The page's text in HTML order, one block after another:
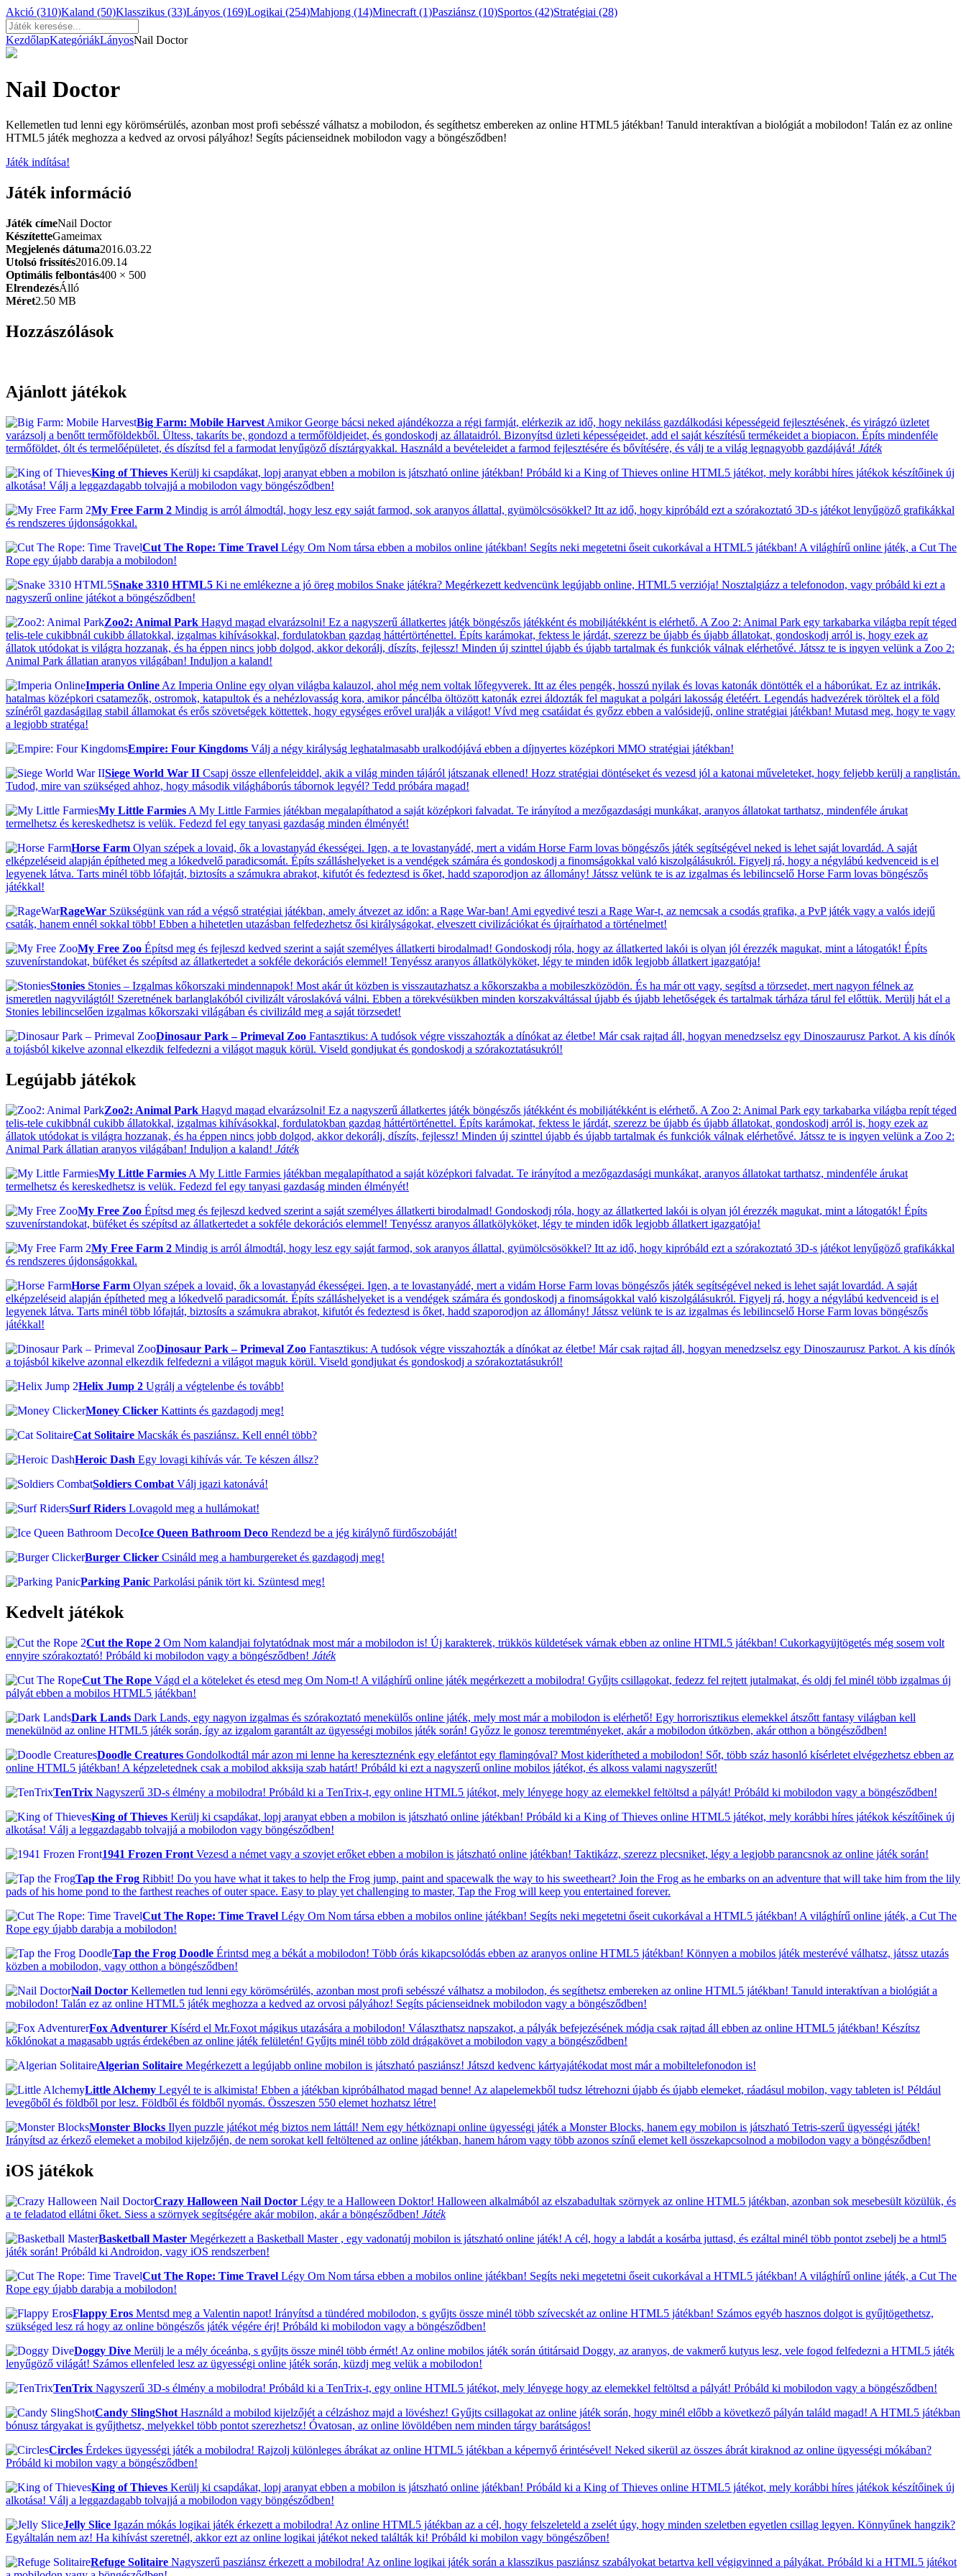
Akció (310)Kaland (50)Klasszikus (33)Lányos (169)Logikai (254)Mahjong (14)Minecraft (1)Pasziánsz (10)Sportos (42)Stratégiai (28)
KezdőlapKategóriákLányosNail Doctor
Nail Doctor
Kellemetlen tud lenni egy körömsérülés, azonban most profi sebésszé válhatsz a mobilodon, és segíthetsz embereken az online HTML5 játékban! Tanuld interaktívan a biológiát a mobilodon! Talán ez az online
HTML5 játék meghozza a kedved az orvosi pályához! Segíts pácienseidnek mobilodon vagy a böngésződben!
Játék indítása!
Játék információ
Játék címeNail Doctor
KészítetteGameimax
Megjelenés dátuma2016.03.22
Utolsó frissítés2016.09.14
Optimális felbontás400 × 500
ElrendezésÁlló
Méret2.50 MB
Hozzászólások
Ajánlott játékok
Big Farm: Mobile Harvest Amikor George bácsi neked ajándékozza a régi farmját, elérkezik az idő, hogy nekiláss gazdálkodási képességeid fejlesztésének, és virágzó üzletet
varázsolj a benőtt termőföldekből. Ültess, takaríts be, gondozd a termőföldjeidet, és gondoskodj az állataidról. Bizonyítsd üzleti képességeidet, add el saját készítésű termékeidet a biopiacon. Építs mindenféle
termőföldet, ólt és termelőépületet, és díszítsd fel a farmodat lenyűgöző dísztárgyakkal. Használd a bevételeidet a farmod fejlesztésére és bővítésére, és válj te a világ legnagyobb gazdájává! Játék
King of Thieves Kerülj ki csapdákat, lopj aranyat ebben a mobilon is játszható online játékban! Próbáld ki a King of Thieves online HTML5 játékot, mely korábbi híres játékok készítőinek új
alkotása! Válj a leggazdagabb tolvajjá a mobilodon vagy böngésződben!
My Free Farm 2 Mindig is arról álmodtál, hogy lesz egy saját farmod, sok aranyos állattal, gyümölcsösökkel? Itt az idő, hogy kipróbáld ezt a szórakoztató 3D-s játékot lenyűgöző grafikákkal
és rendszeres újdonságokkal.
Cut The Rope: Time Travel Légy Om Nom társa ebben a mobilos online játékban! Segíts neki megetetni őseit cukorkával a HTML5 játékban! A világhírű online játék, a Cut The
Rope egy újabb darabja a mobilodon!
Snake 3310 HTML5 Ki ne emlékezne a jó öreg mobilos Snake játékra? Megérkezett kedvencünk legújabb online, HTML5 verziója! Nosztalgiázz a telefonodon, vagy próbáld ki ezt a
nagyszerű online játékot a böngésződben!
Zoo2: Animal Park Hagyd magad elvarázsolni! Ez a nagyszerű állatkertes játék böngészős játékként és mobiljátékként is elérhető. A Zoo 2: Animal Park egy tarkabarka világba repít téged
telis-tele cukibbnál cukibb állatokkal, izgalmas kihívásokkal, fordulatokban gazdag háttértörténettel. Építs karámokat, fektess le járdát, szerezz be újabb és újabb állatokat, gondoskodj arról is, hogy ezek az
állatok utódokat is világra hozzanak, és ha éppen nincs jobb dolgod, akkor dekorálj, díszíts, fejlessz! Minden új szinttel újabb és újabb tartalmak és funkciók válnak elérhetővé. Játssz te is ingyen velünk a Zoo 2:
Animal Park állatian aranyos világában! Induljon a kaland!
Imperia Online Az Imperia Online egy olyan világba kalauzol, ahol még nem voltak lőfegyverek. Itt az éles pengék, hosszú nyilak és lovas katonák döntötték el a háborúkat. Ez az intrikák,
hatalmas középkori csatamezők, ostromok, katapultok és a nehézlovasság kora, amikor páncélba öltözött katonák ezrei áldozták fel magukat a polgári lakosság életéért. Legendás hadvezérek töröltek el a föld
színéről gazdaságilag stabil államokat és erős szövetségek köttettek, hogy egységes erővel uralják a világot! Vívd meg csatáidat és győzz ebben a valósidejű, online stratégiai játékban! Mutasd meg, hogy te vagy
a legjobb stratéga!
Empire: Four Kingdoms Válj a négy királyság leghatalmasabb uralkodójává ebben a díjnyertes középkori MMO stratégiai játékban!
Siege World War II Csapj össze ellenfeleiddel, akik a világ minden tájáról játszanak ellened! Hozz stratégiai döntéseket és vezesd jól a katonai műveleteket, hogy feljebb kerülj a ranglistán.
Tudod, mire van szükséged ahhoz, hogy második világháborús tábornok legyél? Tedd próbára magad!
My Little Farmies A My Little Farmies játékban megalapíthatod a saját középkori falvadat. Te irányítod a mezőgazdasági munkákat, aranyos állatokat tarthatsz, mindenféle árukat
termelhetsz és kereskedhetsz is velük. Fedezd fel egy tanyasi gazdaság minden élményét!
Horse Farm Olyan szépek a lovaid, ők a lovastanyád ékességei. Igen, a te lovastanyádé, mert a vidám Horse Farm lovas böngészős játék segítségével neked is lehet saját lovardád. A saját
elképzeléseid alapján építheted meg a lókedvelő paradicsomát. Építs szálláshelyeket is a vendégek számára és gondoskodj a finomságokkal való kiszolgálásukról. Figyelj rá, hogy a négylábú kedvenceid is el
legyenek látva. Tarts minél több lófajtát, biztosíts a számukra abrakot, kifutót és fedeztesd is őket, hadd szaporodjon az állomány! Játssz velünk te is az izgalmas és lebilincselő Horse Farm lovas böngészős
játékkal!
RageWar Szükségünk van rád a végső stratégiai játékban, amely átvezet az időn: a Rage War-ban! Ami egyedivé teszi a Rage War-t, az nemcsak a csodás grafika, a PvP játék vagy a valós idejű
csaták, hanem ennél sokkal több! Ebben a hihetetlen utazásban felfedezhetsz ősi királyságokat, elveszett civilizációkat és újraírhatod a történelmet!
My Free Zoo Építsd meg és fejleszd kedved szerint a saját személyes állatkerti birodalmad! Gondoskodj róla, hogy az állatkerted lakói is olyan jól érezzék magukat, mint a látogatók! Építs
szuvenírstandokat, büféket és szépítsd az állatkertedet a sokféle dekorációs elemmel! Tenyéssz aranyos állatkölyköket, légy te minden idők legjobb állatkert igazgatója!
Stonies Stonies – Izgalmas kőkorszaki mindennapok! Most akár út közben is visszautazhatsz a kőkorszakba a mobileszközödön. És ha már ott vagy, segítsd a törzsedet, mert nagyon félnek az
ismeretlen nagyvilágtól! Szeretnének barlanglakóból civilizált városlakóvá válni. Ebben a törekvésükben minden korszakváltással újabb és újabb lehetőségek és tartalmak tárháza tárul fel előttük. Merülj hát el a
Stonies lebilincselően izgalmas kőkorszaki világában és civilizáld meg a saját törzsedet!
Dinosaur Park – Primeval Zoo Fantasztikus: A tudósok végre visszahozták a dínókat az életbe! Már csak rajtad áll, hogyan menedzselsz egy Dinoszaurusz Parkot. A kis dínók
a tojásból kikelve azonnal elkezdik felfedezni a világot maguk körül. Viseld gondjukat és gondoskodj a szórakoztatásukról!
Legújabb játékok
Zoo2: Animal Park Hagyd magad elvarázsolni! Ez a nagyszerű állatkertes játék böngészős játékként és mobiljátékként is elérhető. A Zoo 2: Animal Park egy tarkabarka világba repít téged
telis-tele cukibbnál cukibb állatokkal, izgalmas kihívásokkal, fordulatokban gazdag háttértörténettel. Építs karámokat, fektess le járdát, szerezz be újabb és újabb állatokat, gondoskodj arról is, hogy ezek az
állatok utódokat is világra hozzanak, és ha éppen nincs jobb dolgod, akkor dekorálj, díszíts, fejlessz! Minden új szinttel újabb és újabb tartalmak és funkciók válnak elérhetővé. Játssz te is ingyen velünk a Zoo 2:
Animal Park állatian aranyos világában! Induljon a kaland! Játék
My Little Farmies A My Little Farmies játékban megalapíthatod a saját középkori falvadat. Te irányítod a mezőgazdasági munkákat, aranyos állatokat tarthatsz, mindenféle árukat
termelhetsz és kereskedhetsz is velük. Fedezd fel egy tanyasi gazdaság minden élményét!
My Free Zoo Építsd meg és fejleszd kedved szerint a saját személyes állatkerti birodalmad! Gondoskodj róla, hogy az állatkerted lakói is olyan jól érezzék magukat, mint a látogatók! Építs
szuvenírstandokat, büféket és szépítsd az állatkertedet a sokféle dekorációs elemmel! Tenyéssz aranyos állatkölyköket, légy te minden idők legjobb állatkert igazgatója!
My Free Farm 2 Mindig is arról álmodtál, hogy lesz egy saját farmod, sok aranyos állattal, gyümölcsösökkel? Itt az idő, hogy kipróbáld ezt a szórakoztató 3D-s játékot lenyűgöző grafikákkal
és rendszeres újdonságokkal.
Horse Farm Olyan szépek a lovaid, ők a lovastanyád ékességei. Igen, a te lovastanyádé, mert a vidám Horse Farm lovas böngészős játék segítségével neked is lehet saját lovardád. A saját
elképzeléseid alapján építheted meg a lókedvelő paradicsomát. Építs szálláshelyeket is a vendégek számára és gondoskodj a finomságokkal való kiszolgálásukról. Figyelj rá, hogy a négylábú kedvenceid is el
legyenek látva. Tarts minél több lófajtát, biztosíts a számukra abrakot, kifutót és fedeztesd is őket, hadd szaporodjon az állomány! Játssz velünk te is az izgalmas és lebilincselő Horse Farm lovas böngészős
játékkal!
Dinosaur Park – Primeval Zoo Fantasztikus: A tudósok végre visszahozták a dínókat az életbe! Már csak rajtad áll, hogyan menedzselsz egy Dinoszaurusz Parkot. A kis dínók
a tojásból kikelve azonnal elkezdik felfedezni a világot maguk körül. Viseld gondjukat és gondoskodj a szórakoztatásukról!
Helix Jump 2 Ugrálj a végtelenbe és tovább!
Money Clicker Kattints és gazdagodj meg!
Cat Solitaire Macskák és pasziánsz. Kell ennél több?
Heroic Dash Egy lovagi kihívás vár. Te készen állsz?
Soldiers Combat Válj igazi katonává!
Surf Riders Lovagold meg a hullámokat!
Ice Queen Bathroom Deco Rendezd be a jég királynő fürdőszobáját!
Burger Clicker Csináld meg a hamburgereket és gazdagodj meg!
Parking Panic Parkolási pánik tört ki. Szüntesd meg!
Kedvelt játékok
Cut the Rope 2 Om Nom kalandjai folytatódnak most már a mobilodon is! Új karakterek, trükkös küldetések várnak ebben az online HTML5 játékban! Cukorkagyüjtögetés még sosem volt
ennyire szórakoztató! Próbáld ki mobilodon vagy a böngésződben! Játék
Cut The Rope Vágd el a köteleket és etesd meg Om Nom-t! A világhírű online játék megérkezett a mobilodra! Gyűjts csillagokat, fedezz fel rejtett jutalmakat, és oldj fel minél több izgalmas új
pályát ebben a mobilos HTML5 játékban!
Dark Lands Dark Lands, egy nagyon izgalmas és szórakoztató menekülős online játék, mely most már a mobilodon is elérhető! Egy horrorisztikus elemekkel átszőtt fantasy világban kell
menekülnöd az online HTML5 játék során, így az izgalom garantált az ügyességi mobilos játék során! Győzz le gonosz teremtményeket, akár a mobilodon útközben, akár otthon a böngésződben!
Doodle Creatures Gondolkodtál már azon mi lenne ha kereszteznénk egy elefántot egy flamingóval? Most kiderítheted a mobilodon! Sőt, több száz hasonló kísérletet elvégezhetsz ebben az
online HTML5 játékban! A képzeletednek csak a mobilod akksija szab határt! Próbáld ki ezt a nagyszerű online mobilos játékot, és alkoss valami nagyszerűt!
TenTrix Nagyszerű 3D-s élmény a mobilodra! Próbáld ki a TenTrix-t, egy online HTML5 játékot, mely lényege hogy az elemekkel feltöltsd a pályát! Próbáld ki mobilodon vagy a böngésződben!
King of Thieves Kerülj ki csapdákat, lopj aranyat ebben a mobilon is játszható online játékban! Próbáld ki a King of Thieves online HTML5 játékot, mely korábbi híres játékok készítőinek új
alkotása! Válj a leggazdagabb tolvajjá a mobilodon vagy böngésződben!
1941 Frozen Front Vezesd a német vagy a szovjet erőket ebben a mobilon is játszható online játékban! Taktikázz, szerezz plecsniket, légy a legjobb parancsnok az online játék során!
Tap the Frog Ribbit! Do you have what it takes to help the Frog jump, paint and spacewalk the way to his sweetheart? Join the Frog as he embarks on an adventure that will take him from the lily
pads of his home pond to the farthest reaches of outer space. Easy to play yet challenging to master, Tap the Frog will keep you entertained forever.
Cut The Rope: Time Travel Légy Om Nom társa ebben a mobilos online játékban! Segíts neki megetetni őseit cukorkával a HTML5 játékban! A világhírű online játék, a Cut The
Rope egy újabb darabja a mobilodon!
Tap the Frog Doodle Érintsd meg a békát a mobilodon! Több órás kikapcsolódás ebben az aranyos online HTML5 játékban! Könnyen a mobilos játék mesterévé válhatsz, játssz utazás
közben a mobilodon, vagy otthon a böngésződben!
Nail Doctor Kellemetlen tud lenni egy körömsérülés, azonban most profi sebésszé válhatsz a mobilodon, és segíthetsz embereken az online HTML5 játékban! Tanuld interaktívan a biológiát a
mobilodon! Talán ez az online HTML5 játék meghozza a kedved az orvosi pályához! Segíts pácienseidnek mobilodon vagy a böngésződben!
Fox Adventurer Kísérd el Mr.Foxot mágikus utazására a mobilodon! Választhatsz napszakot, a pályák befejezésének módja csak rajtad áll ebben az online HTML5 játékban! Készítsz
kőklónokat a magasabb ugrás érdekében az online játék felületén! Gyűjts minél több zöld drágakövet a mobilodon vagy a böngésződben!
Algerian Solitaire Megérkezett a legújabb online mobilon is játszható pasziánsz! Játszd kedvenc kártyajátékodat most már a mobiltelefonodon is!
Little Alchemy Legyél te is alkimista! Ebben a játékban kipróbálhatod magad benne! Az alapelemekből tudsz létrehozni újabb és újabb elemeket, ráadásul mobilon, vagy tableten is! Például
levegőből és földből por lesz. Földből és földből nyomás. Összeszen 550 elemet hozhatsz létre!
Monster Blocks Ilyen puzzle játékot még biztos nem láttál! Nem egy hétköznapi online ügyességi játék a Monster Blocks, hanem egy mobilon is játszható Tetris-szerű ügyességi játék!
Irányítsd az érkező elemeket a mobilod kijelzőjén, de nem sorokat kell feltöltened az online játékban, hanem három vagy több azonos színű elemet kell összekapcsolnod a mobilodon vagy a böngésződben!
iOS játékok
Crazy Halloween Nail Doctor Légy te a Halloween Doktor! Halloween alkalmából az elszabadultak szörnyek az online HTML5 játékban, azonban sok mesebesült közülük, és
a te feladatod ellátni őket. Siess a szörnyek segítségére akár mobilon, akár a böngésződben! Játék
Basketball Master Megérkezett a Basketball Master , egy vadonatúj mobilon is játszható online játék! A cél, hogy a labdát a kosárba juttasd, és ezáltal minél több pontot zsebelj be a html5
játék során! Próbáld ki Androidon, vagy iOS rendszerben!
Cut The Rope: Time Travel Légy Om Nom társa ebben a mobilos online játékban! Segíts neki megetetni őseit cukorkával a HTML5 játékban! A világhírű online játék, a Cut The
Rope egy újabb darabja a mobilodon!
Flappy Eros Mentsd meg a Valentin napot! Irányítsd a tündéred mobilodon, s gyűjts össze minél több szívecskét az online HTML5 játékban! Számos egyéb hasznos dolgot is gyűjtögethetsz,
szükséged lesz rá hogy az online böngészős játék végére érj! Próbáld ki mobilodon vagy a böngésződben!
Doggy Dive Merülj le a mély óceánba, s gyűjts össze minél több érmét! Az online mobilos játék során útitársaid Doggy, az aranyos, de vakmerő kutyus lesz, vele fogod felfedezni a HTML5 játék
lenyűgöző világát! Számos ellenfeled lesz az ügyességi online játék során, küzdj meg velük a mobilodon!
TenTrix Nagyszerű 3D-s élmény a mobilodra! Próbáld ki a TenTrix-t, egy online HTML5 játékot, mely lényege hogy az elemekkel feltöltsd a pályát! Próbáld ki mobilodon vagy a böngésződben!
Candy SlingShot Használd a mobilod kijelzőjét a célzáshoz majd a lövéshez! Gyűjts csillagokat az online játék során, hogy minél előbb a következő pályán találd magad! A HTML5 játékban
bónusz tárgyakat is gyűjthetsz, melyekkel több pontot szerezhetsz! Óvatosan, az online lövöldében nem minden tárgy barátságos!
Circles Érdekes ügyességi játék a mobilodra! Rajzolj különleges ábrákat az online HTML5 játékban a képernyő érintésével! Neked sikerül az összes ábrát kiraknod az online ügyességi mókában?
Próbáld ki mobilon vagy a böngésződben!
King of Thieves Kerülj ki csapdákat, lopj aranyat ebben a mobilon is játszható online játékban! Próbáld ki a King of Thieves online HTML5 játékot, mely korábbi híres játékok készítőinek új
alkotása! Válj a leggazdagabb tolvajjá a mobilodon vagy böngésződben!
Jelly Slice Igazán mókás logikai játék érkezett a mobilodra! Az online HTML5 játékban az a cél, hogy felszeleteld a zselét úgy, hogy minden szeletben egyetlen csillag legyen. Könnyűnek hangzik?
Egyáltalán nem az! Ha kihívást szeretnél, akkor ezt az online logikai játékot neked találták ki! Próbáld ki mobilon vagy böngészőben!
Refuge Solitaire Nagyszerű pasziánsz érkezett a mobilodra! Az online logikai játék során a klasszikus pasziánsz szabályokat betartva kell végigvinned a pályákat. Próbáld ki a HTML5 játékot